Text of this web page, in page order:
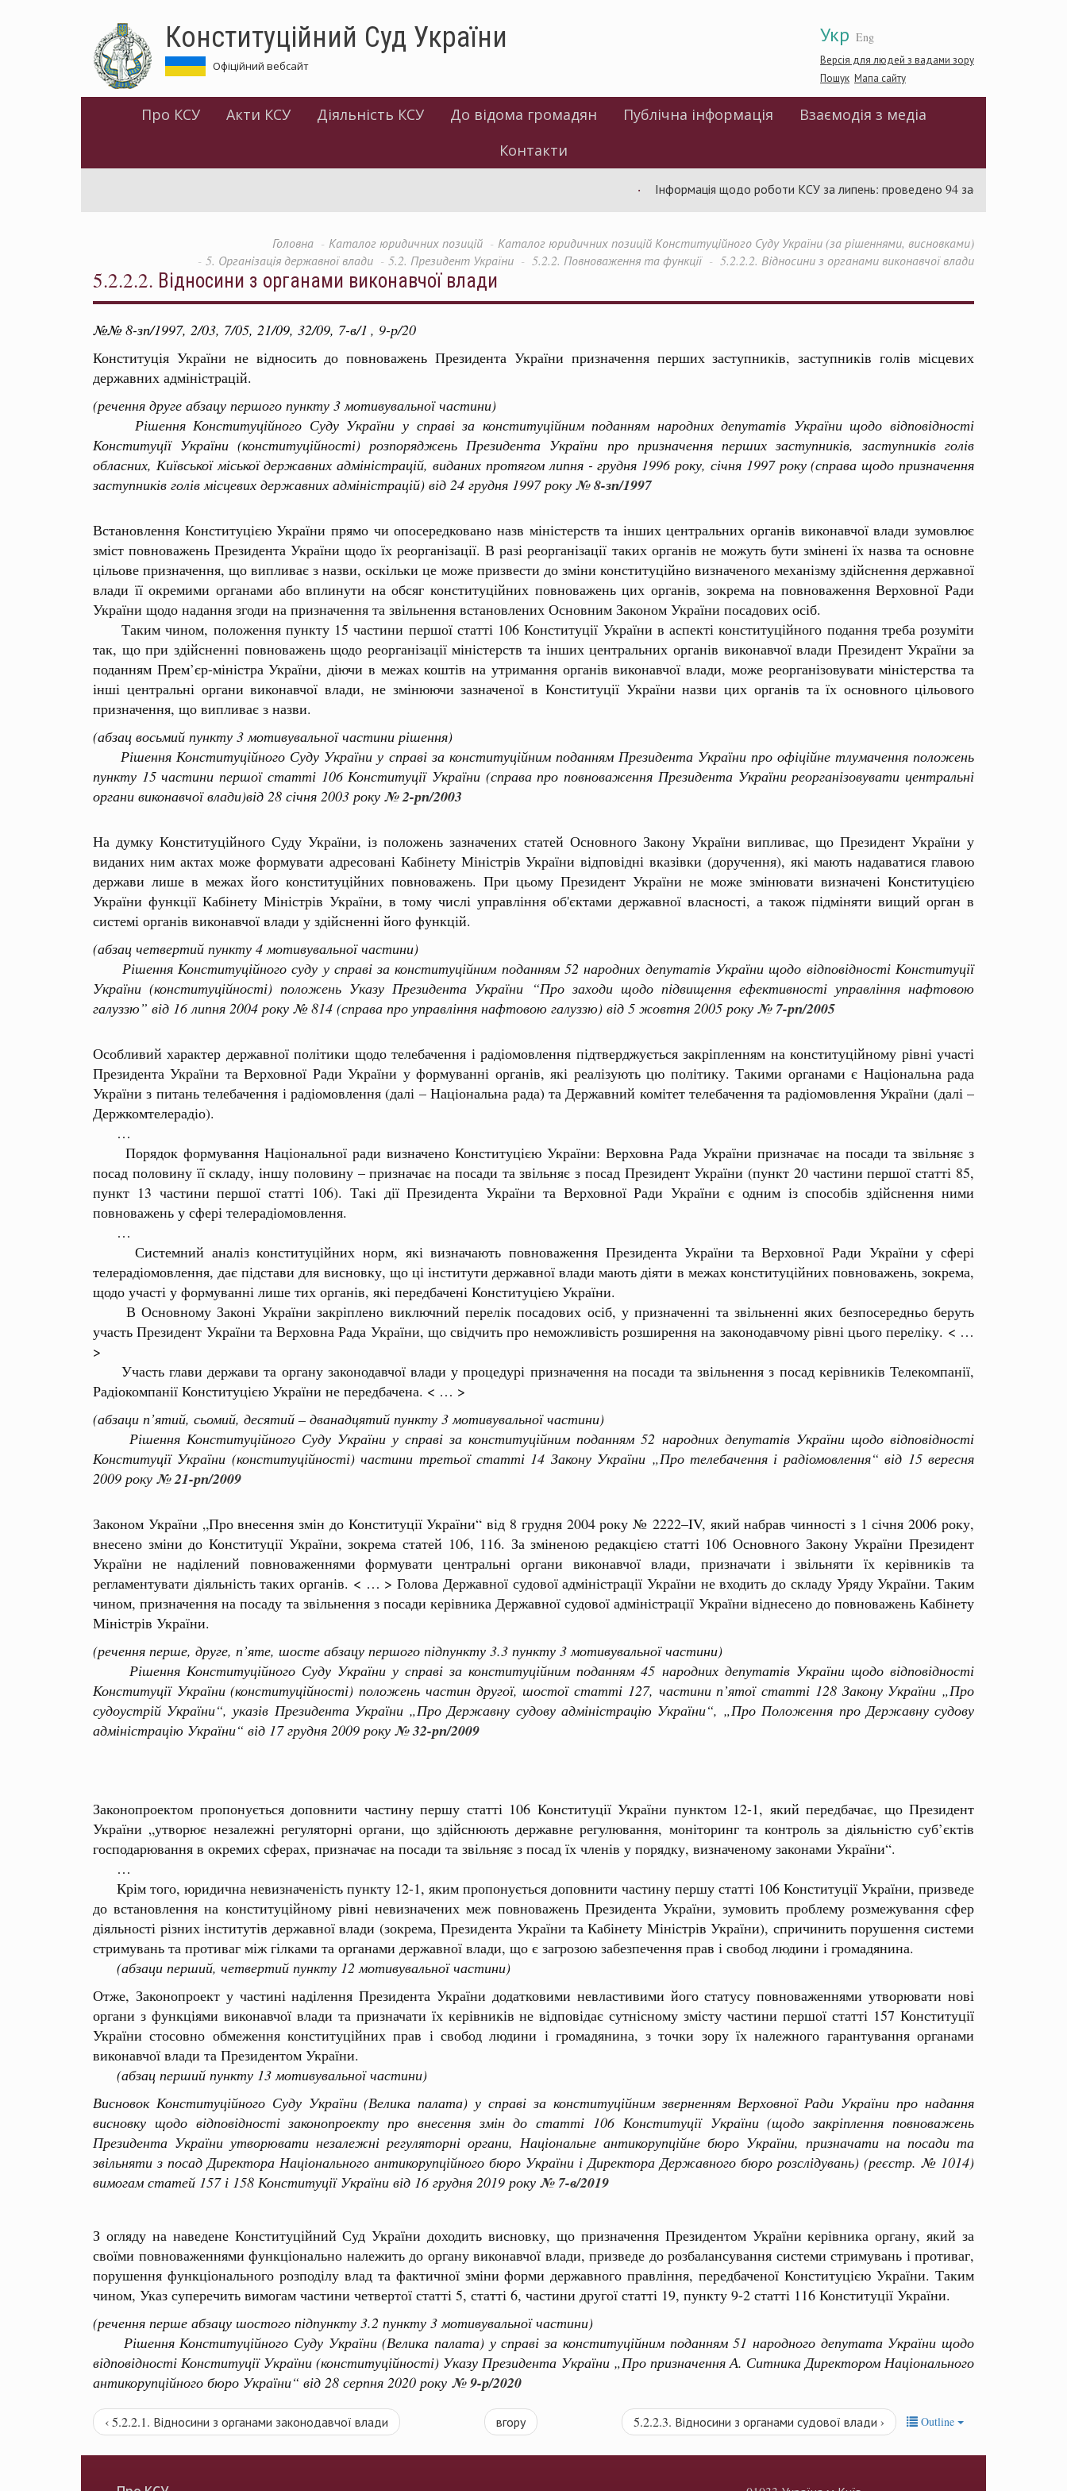
Укр Eng
Версія для людей з вадами зору
Пошук Мапа сайту
Конституційний Суд України
Офіційний вебсайт
Про КСУ Акти КСУ Діяльність КСУ До відома громадян Публічна інформація
Взаємодія з медіа
Контакти
Інформація щодо роботи КСУ за липень: проведено 94 засідання та ухвалено 85
Головна Каталог юридичних позицій
Каталог юридичних позицій Конституційного Суду України (за рішеннями, висновками)
5. Організація державної влади
5.2. Президент України 5.2.2. Повноваження та функції 5.2.2.2. Відносини з органами виконавчої влади
5.2.2.2. Відносини з органами виконавчої влади
№№ 8-зп/1997, 2/03, 7/05, 21/09, 32/09, 7-в/1 , 9-р/20
Конституція України не відносить до повноважень Президента України призначення перших заступників, заступників голів місцевих
державних адміністрацій.
(речення друге абзацу першого пункту 3 мотивувальної частини)
Рішення Конституційного Суду України у справі за конституційним поданням народних депутатів України щодо відповідності
Конституції України (конституційності) розпоряджень Президента України про призначення перших заступників, заступників голів
обласних, Київської міської державних адміністрацій, виданих протягом липня - грудня 1996 року, січня 1997 року (справа щодо призначення
заступників голів місцевих державних адміністрацій) від 24 грудня 1997 року № 8-зп/1997
Встановлення Конституцією України прямо чи опосередковано назв міністерств та інших центральних органів виконавчої влади зумовлює
зміст повноважень Президента України щодо їх реорганізації. В разі реорганізації таких органів не можуть бути змінені їх назва та основне
цільове призначення, що випливає з назви, оскільки це може призвести до зміни конституційно визначеного механізму здійснення державної
влади її окремими органами або вплинути на обсяг конституційних повноважень цих органів, зокрема на повноваження Верховної Ради
України щодо надання згоди на призначення та звільнення встановлених Основним Законом України посадових осіб.
Таким чином, положення пункту 15 частини першої статті 106 Конституції України в аспекті конституційного подання треба розуміти
так, що при здійсненні повноважень щодо реорганізації міністерств та інших центральних органів виконавчої влади Президент України за
поданням Прем’єр-міністра України, діючи в межах коштів на утримання органів виконавчої влади, може реорганізовувати міністерства та
інші центральні органи виконавчої влади, не змінюючи зазначеної в Конституції України назви цих органів та їх основного цільового
призначення, що випливає з назви.
(абзац восьмий пункту 3 мотивувальної частини рішення)
Рішення Конституційного Суду України у справі за конституційним поданням Президента України про офіційне тлумачення положень
пункту 15 частини першої статті 106 Конституції України (справа про повноваження Президента України реорганізовувати центральні
органи виконавчої влади)від 28 січня 2003 року № 2-рп/2003
На думку Конституційного Суду України, із положень зазначених статей Основного Закону України випливає, що Президент України у
виданих ним актах може формувати адресовані Кабінету Міністрів України відповідні вказівки (доручення), які мають надаватися главою
держави лише в межах його конституційних повноважень. При цьому Президент України не може змінювати визначені Конституцією
України функції Кабінету Міністрів України, в тому числі управління об'єктами державної власності, а також підміняти вищий орган в
системі органів виконавчої влади у здійсненні його функцій.
(абзац четвертий пункту 4 мотивувальної частини)
Рішення Конституційного суду у справі за конституційним поданням 52 народних депутатів України щодо відповідності Конституції
України (конституційності) положень Указу Президента України “Про заходи щодо підвищення ефективності управління нафтовою
галуззю” від 16 липня 2004 року № 814 (справа про управління нафтовою галуззю) від 5 жовтня 2005 року № 7-рп/2005
Особливий характер державної політики щодо телебачення і радіомовлення підтверджується закріпленням на конституційному рівні участі
Президента України та Верховної Ради України у формуванні органів, які реалізують цю політику. Такими органами є Національна рада
України з питань телебачення і радіомовлення (далі – Національна рада) та Державний комітет телебачення та радіомовлення України (далі –
Держкомтелерадіо).
…
Порядок формування Національної ради визначено Конституцією України: Верховна Рада України призначає на посади та звільняє з
посад половину її складу, іншу половину – призначає на посади та звільняє з посад Президент України (пункт 20 частини першої статті 85,
пункт 13 частини першої статті 106). Такі дії Президента України та Верховної Ради України є одним із способів здійснення ними
повноважень у сфері телерадіомовлення.
…
Системний аналіз конституційних норм, які визначають повноваження Президента України та Верховної Ради України у сфері
телерадіомовлення, дає підстави для висновку, що ці інститути державної влади мають діяти в межах конституційних повноважень, зокрема,
щодо участі у формуванні лише тих органів, які передбачені Конституцією України.
В Основному Законі України закріплено виключний перелік посадових осіб, у призначенні та звільненні яких безпосередньо беруть
участь Президент України та Верховна Рада України, що свідчить про неможливість розширення на законодавчому рівні цього переліку. < …
>
Участь глави держави та органу законодавчої влади у процедурі призначення на посади та звільнення з посад керівників Телекомпанії,
Радіокомпанії Конституцією України не передбачена. < … >
(абзаци п’ятий, сьомий, десятий – дванадцятий пункту 3 мотивувальної частини)
Рішення Конституційного Суду України у справі за конституційним поданням 52 народних депутатів України щодо відповідності
Конституції України (конституційності) частини третьої статті 14 Закону України „Про телебачення і радіомовлення“ від 15 вересня
2009 року № 21-рп/2009
Законом України „Про внесення змін до Конституції України“ від 8 грудня 2004 року № 2222–IV, який набрав чинності з 1 січня 2006 року,
внесено зміни до Конституції України, зокрема статей 106, 116. За зміненою редакцією статті 106 Основного Закону України Президент
України не наділений повноваженнями формувати центральні органи виконавчої влади, призначати і звільняти їх керівників та
регламентувати діяльність таких органів. < … > Голова Державної судової адміністрації України не входить до складу Уряду України. Таким
чином, призначення на посаду та звільнення з посади керівника Державної судової адміністрації України віднесено до повноважень Кабінету
Міністрів України.
(речення перше, друге, п’яте, шосте абзацу першого підпункту 3.3 пункту 3 мотивувальної частини)
Рішення Конституційного Суду України у справі за конституційним поданням 45 народних депутатів України щодо відповідності
Конституції України (конституційності) положень частин другої, шостої статті 127, частини п’ятої статті 128 Закону України „Про
судоустрій України“, указів Президента України „Про Державну судову адміністрацію України“, „Про Положення про Державну судову
адміністрацію України“ від 17 грудня 2009 року № 32-рп/2009
Законопроектом пропонується доповнити частину першу статті 106 Конституції України пунктом 12-1, який передбачає, що Президент
України „утворює незалежні регуляторні органи, що здійснюють державне регулювання, моніторинг та контроль за діяльністю суб’єктів
господарювання в окремих сферах, призначає на посади та звільняє з посад їх членів у порядку, визначеному законами України“.
…
Крім того, юридична невизначеність пункту 12-1, яким пропонується доповнити частину першу статті 106 Конституції України, призведе
до встановлення на конституційному рівні невизначених меж повноважень Президента України, зумовить проблему розмежування сфер
діяльності різних інститутів державної влади (зокрема, Президента України та Кабінету Міністрів України), спричинить порушення системи
стримувань та противаг між гілками та органами державної влади, що є загрозою забезпечення прав і свобод людини і громадянина.
(абзаци перший, четвертий пункту 12 мотивувальної частини)
Отже, Законопроект у частині наділення Президента України додатковими невластивими його статусу повноваженнями утворювати нові
органи з функціями виконавчої влади та призначати їх керівників не відповідає сутнісному змісту частини першої статті 157 Конституції
України стосовно обмеження конституційних прав і свобод людини і громадянина, з точки зору їх належного гарантування органами
виконавчої влади та Президентом України.
(абзац перший пункту 13 мотивувальної частини)
Висновок Конституційного Суду України (Велика палата) у справі за конституційним зверненням Верховної Ради України про надання
висновку щодо відповідності законопроекту про внесення змін до статті 106 Конституції України (щодо закріплення повноважень
Президента України утворювати незалежні регуляторні органи, Національне антикорупційне бюро України, призначати на посади та
звільняти з посад Директора Національного антикорупційного бюро України і Директора Державного бюро розслідувань) (реєстр. № 1014)
вимогам статей 157 і 158 Конституції України від 16 грудня 2019 року № 7-в/2019
З огляду на наведене Конституційний Суд України доходить висновку, що призначення Президентом України керівника органу, який за
своїми повноваженнями функціонально належить до органу виконавчої влади, призведе до розбалансування системи стримувань і противаг,
порушення функціонального розподілу влад та фактичної зміни форми державного правління, передбаченої Конституцією України. Таким
чином, Указ суперечить вимогам частини четвертої статті 5, статті 6, частини другої статті 19, пункту 9-2 статті 116 Конституції України.
(речення перше абзацу шостого підпункту 3.2 пункту 3 мотивувальної частини)
Рішення Конституційного Суду України (Велика палата) у справі за конституційним поданням 51 народного депутата України щодо
відповідності Конституції України (конституційності) Указу Президента України „Про призначення А. Ситника Директором Національного
антикорупційного бюро України“ від 28 серпня 2020 року № 9-р/2020
Outline
‹ 5.2.2.1. Відносини з органами законодавчої влади вгору 5.2.2.3. Відносини з органами судової влади ›